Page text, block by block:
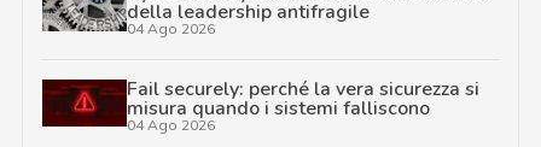
della leadership antifragile
04 Ago 2026
Fail securely: perché la vera sicurezza si
misura quando i sistemi falliscono
04 Ago 2026